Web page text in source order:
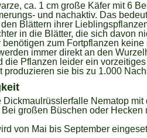
ca. 1 cm große Käfer mit 6
und nachaktiv. Das
Blättern ihrer
in die Blätter, die sich davon
zum Fortpflanzen
immer direkt an den
die Pflanzen leider ein
produzieren sie bis zu 1.000
Dickmaulrüsslerfalle Nematop
großen Büschen oder Hecken
von Mai bis September